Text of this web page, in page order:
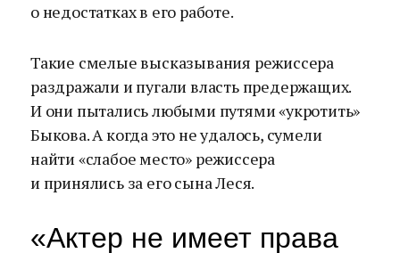
о недостатках в его работе.
Такие смелые высказывания режиссера
раздражали и пугали власть предержащих.
И они пытались любыми путями «укротить»
Быкова. А когда это не удалось, сумели
найти «слабое место» режиссера
и принялись за его сына Леся.
«Актер не имеет права